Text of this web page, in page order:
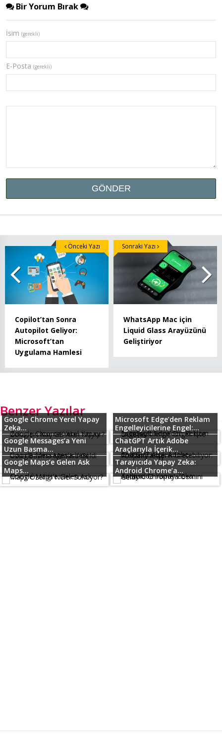
Bir Yorum Bırak
İsim (gerekli)
E-Posta (gerekli)
Copilot’tan Sonra
Autopilot Geliyor:
Microsoft’tan
Uygulama Hamlesi
Önceki Yazı
WhatsApp Mac için
Liquid Glass Arayüzünü
Geliştiriyor
Sonraki Yazı
Benzer Yazılar
Google Chrome Yerel Yapay
Zeka...
Microsoft Edge’den Reklam
Engelleyicilerine Engel:...
Google Messages’a Yeni
Uzun Basma...
ChatGPT Artık Adobe
Araçlarıyla İçerik...
Google Maps’e Gelen Ask
Maps...
Tarayıcıda Yapay Zeka:
Android Chrome’a...